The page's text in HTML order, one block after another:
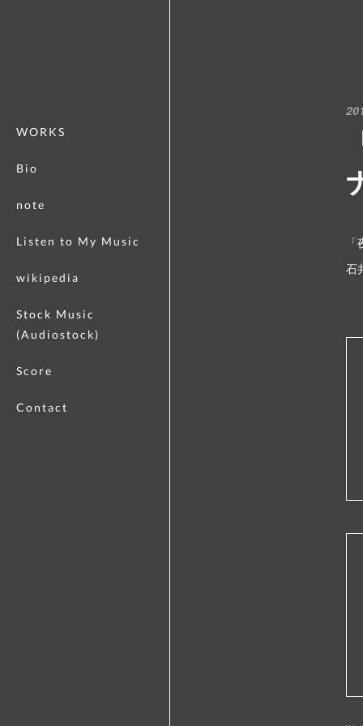
WORKS
Bio
note
Listen to My Music
wikipedia
Stock Music
(Audiostock)
Score
Contact
石